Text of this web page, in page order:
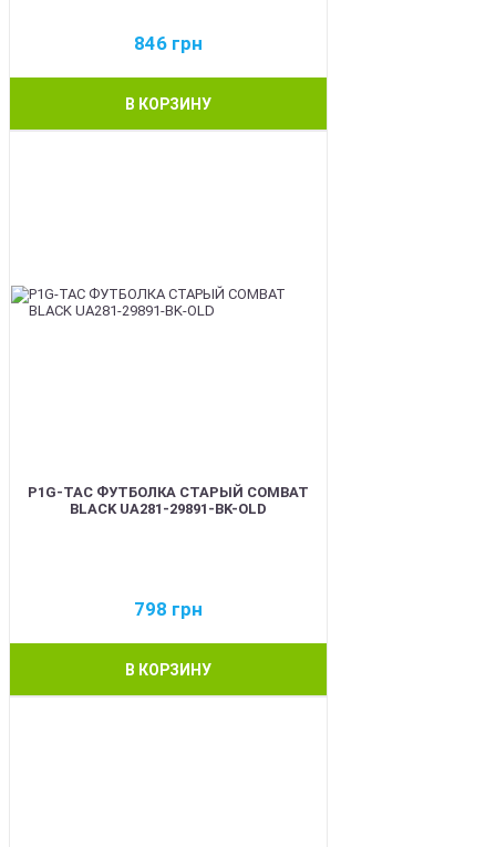
846 грн
В КОРЗИНУ
P1G-TAC ФУТБОЛКА СТАРЫЙ COMBAT
BLACK UA281-29891-BK-OLD
798 грн
В КОРЗИНУ